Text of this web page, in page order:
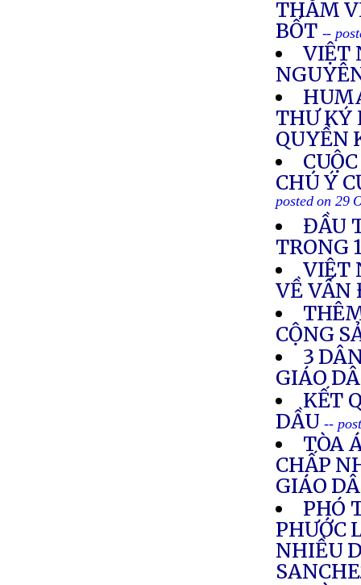
THĂM
BỐT --
VIỆT
THƯ KÝ
QUYỀN
CHÚ Ý
posted on 29
ĐẦU
TRONG
VIỆT
VỀ VẤN
CỘNG
3
GIÁO
KẾT
DẦU--
TÒA
CHẤP
GIÁO
PHÓ
PHƯỚC
NHIỀU